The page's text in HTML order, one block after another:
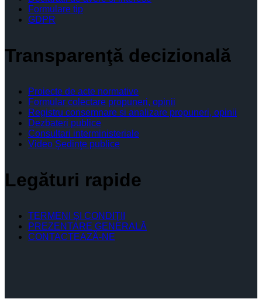
Formulare tip
GDPR
Transparenţă decizională
Proiecte de acte normative
Formular colectare propuneri, opinii
Registru consemnare si analizare propuneri, opinii
Dezbateri publice
Consultari interministeriale
Video Şedinţe publice
Legături rapide
TERMENI ŞI CONDIŢII
PREZENTARE GENERALĂ
CONTACTEAZĂ-NE